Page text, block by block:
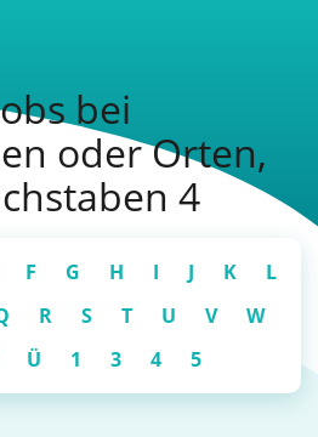
bei
oder Orten,
4
F G H I J K
L
R S T U V
W
Ü 1 3 4 5